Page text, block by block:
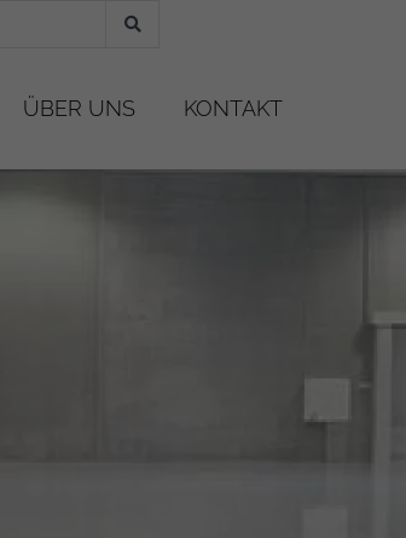
ÜBER UNS KONTAKT